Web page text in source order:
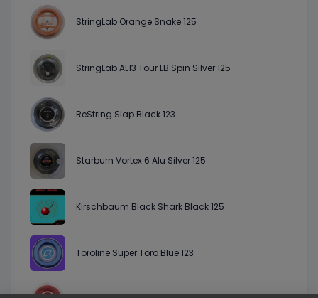
StringLab Orange Snake 125
StringLab AL13 Tour LB Spin Silver 125
ReString Slap Black 123
Starburn Vortex 6 Alu Silver 125
Kirschbaum Black Shark Black 125
Toroline Super Toro Blue 123